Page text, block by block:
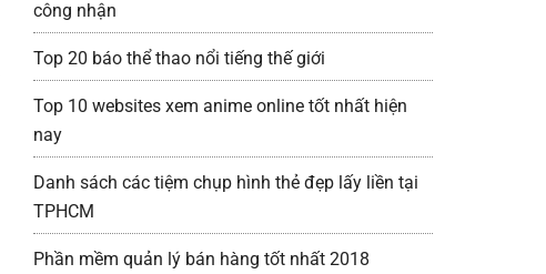
công nhận
Top 20 báo thể thao nổi tiếng thế giới
Top 10 websites xem anime online tốt nhất hiện
nay
Danh sách các tiệm chụp hình thẻ đẹp lấy liền tại
TPHCM
Phần mềm quản lý bán hàng tốt nhất 2018